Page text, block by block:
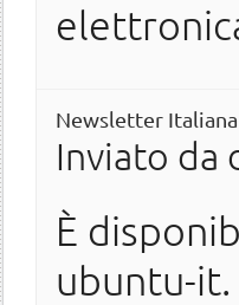
Newsletter
Inviato da
È
ubuntu-